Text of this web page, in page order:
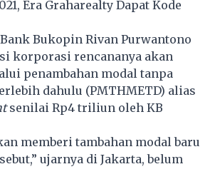
Era Graharealty Dapat Kode
Bukopin Rivan Purwantono
korporasi rencananya akan
penambahan modal tanpa
dahulu (PMTHMETD) alias
senilai Rp4 triliun oleh KB
memberi tambahan modal baru
ujarnya di Jakarta, belum